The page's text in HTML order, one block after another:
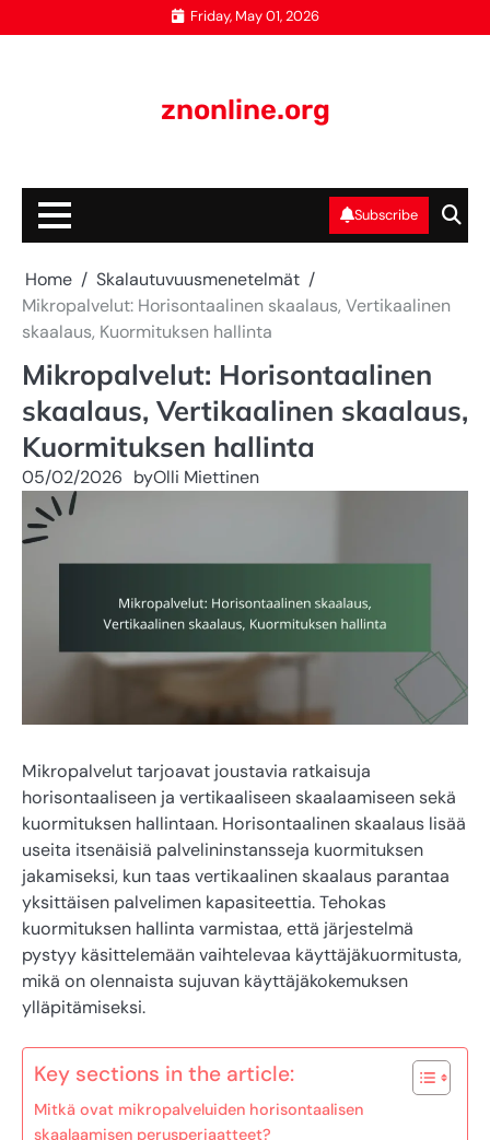
to
Friday, May 01, 2026
znonline.org
Subscribe
Home
Skalautuvuusmenetelmät
Mikropalvelut: Horisontaalinen skaalaus, Vertikaalinen
skaalaus, Kuormituksen hallinta
Mikropalvelut: Horisontaalinen
skaalaus, Vertikaalinen skaalaus,
Kuormituksen hallinta
05/02/2026 byOlli Miettinen
Mikropalvelut tarjoavat joustavia ratkaisuja
horisontaaliseen ja vertikaaliseen skaalaamiseen sekä
kuormituksen hallintaan. Horisontaalinen skaalaus lisää
useita itsenäisiä palvelininstansseja kuormituksen
jakamiseksi, kun taas vertikaalinen skaalaus parantaa
yksittäisen palvelimen kapasiteettia. Tehokas
kuormituksen hallinta varmistaa, että järjestelmä
pystyy käsittelemään vaihtelevaa käyttäjäkuormitusta,
mikä on olennaista sujuvan käyttäjäkokemuksen
ylläpitämiseksi.
Key sections in the article:
Mitkä ovat mikropalveluiden horisontaalisen
skaalaamisen perusperiaatteet?